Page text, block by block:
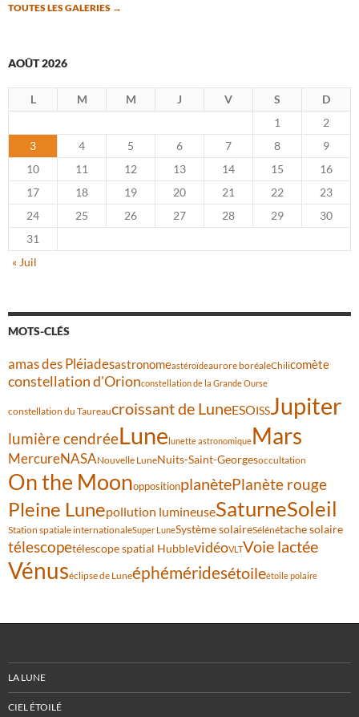
TOUTES LES GALERIES →
AOÛT 2026
L M M J V S
D
1
2
3
4 5 6 7 8
9
10
11 12 13 14 15
16
17
18 19 20 21 22
23
24
25 26 27 28 29
30
31
« Juil
MOTS-CLÉS
amas des Pléiadesastronomeastéroïdeaurore boréaleChilicomète
constellation d'Orionconstellation de la Grande Ourse
constellation du Taureaucroissant de LuneESOISSJupiter
lumière cendréeLune lunette astronomiqueMars
MercureNASANouvelle LuneNuits-Saint-Georgesoccultation
On the MoonoppositionplanètePlanète rouge
Pleine Lunepollution lumineuseSaturneSoleil
Station spatiale internationaleSuper LuneSystème solaireSélénétache solaire
télescopetélescope spatial HubblevidéoVLTVoie lactée
Vénuséclipse de Luneéphéméridesétoileétoile polaire
LA LUNE
CIEL ÉTOILÉ